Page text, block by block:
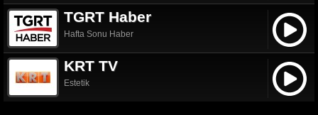
TGRT Haber
Hafta Sonu Haber
KRT TV
Estetik